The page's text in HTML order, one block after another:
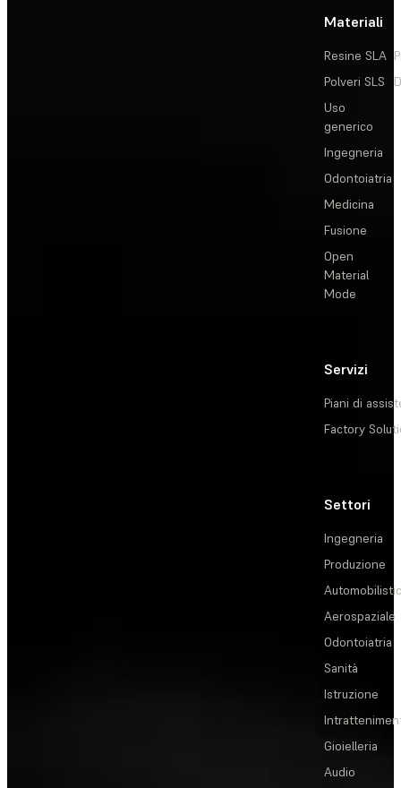
Materiali
Resine SLA
Polveri SLS
Uso
generico
Ingegneria
Odontoiatria
Medicina
Fusione
Open
Material
Mode
Servizi
Piani di
Factory
Settori
Ingegneria
Produzione
Aerospaziale
Odontoiatria
Sanità
Istruzione
Gioielleria
Audio